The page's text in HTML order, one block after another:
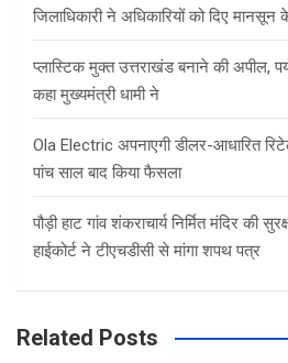
जिलाधिकारी ने अधिकारियों को दिए
प्लास्टिक मुक्त उत्तराखंड बनाने की अपील,
कहा मुख्यमंत्री धामी ने
Ola Electric अपनाएगी डीलर-आधारित
पांच साल बाद किया फैसला
पौड़ी हाट गांव शंकराचार्य निर्मित मंदिर की
हाईकोर्ट ने टीएचडीसी से मांगा शपथ पत्र
Related Posts